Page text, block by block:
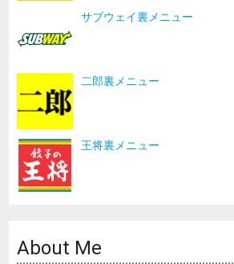
サブウェイ裏メニュー
二郎裏メニュー
王将裏メニュー
About Me